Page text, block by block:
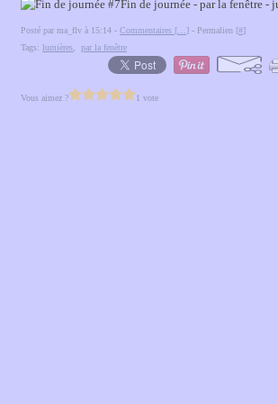
Fin de journée - par la fenêtre -
Posté par ma_flv à 15:14 - Commentaires [ ] - Permalien [#]
Tags: lumières par la fenêtre
Vous aimez ? 1 vote